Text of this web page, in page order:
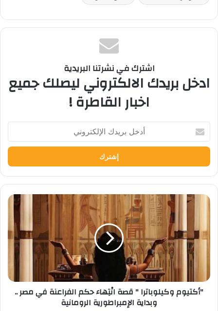
اشترك في نشرتنا البريدية
ادخل بريدك الالكتروني ليصلك جميع
اخبار القاطرة !
بريدك
الإلكتروني
"أكتيوم
وكيلوباترا
قصة
انْتِهاء
الفراعنة
مصر
"أكتيوم وكيلوباترا " قصة انْتِهاء حكم الفراعنة في مصر ..
وبداية الإمبراطورية الرومانية